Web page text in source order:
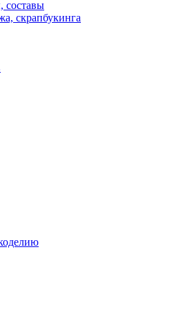
составы
скрапбукинга